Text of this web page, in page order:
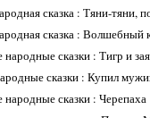
сказка : Тяни-тяни,
сказка : Волшебный
народные сказки : Тигр и
сказки : Купил
народные сказки : Черепаха